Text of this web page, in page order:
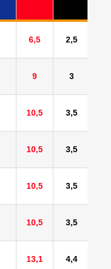
6,5 2,5
9 3
10,5 3,5
10,5 3,5
10,5 3,5
10,5 3,5
13,1 4,4